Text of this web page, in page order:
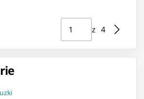
Strona ⁨1⁩ z ⁨4⁩
z ⁨4⁩
Przejdź do strony